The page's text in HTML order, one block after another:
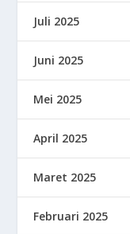
Juli 2025
Juni 2025
Mei 2025
April 2025
Maret 2025
Februari 2025